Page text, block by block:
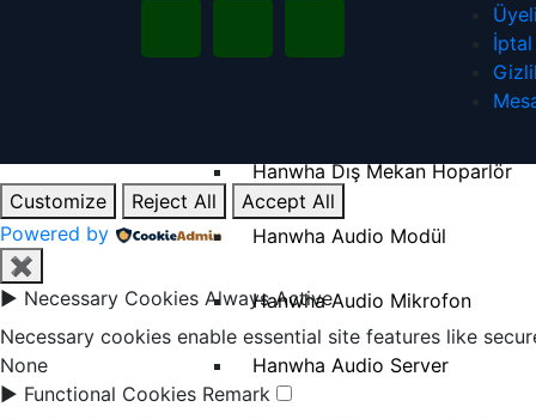
Hanwha İç Mekan Hoparlör
Hanwha Dış Mekan Hoparlör
Hanwha Audio Modül
Hanwha Audio Mikrofon
Hanwha Audio Server
Customize Reject All
Accept All
Powered by
✖
► Necessary Cookies Always Active
Necessary cookies enable essential site features like
None
► Functional Cookies Remark